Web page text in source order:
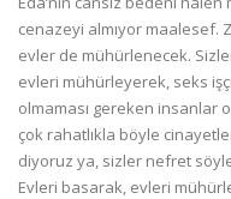
cenazeyi almıyor maalesef.
evler de mühürlenecek.
evleri mühürleyerek, seks
olmaması gereken insanlar
çok rahatlıkla böyle
diyoruz ya, sizler nefret
Evleri basarak, evleri